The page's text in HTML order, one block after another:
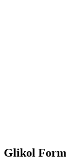
Glikol